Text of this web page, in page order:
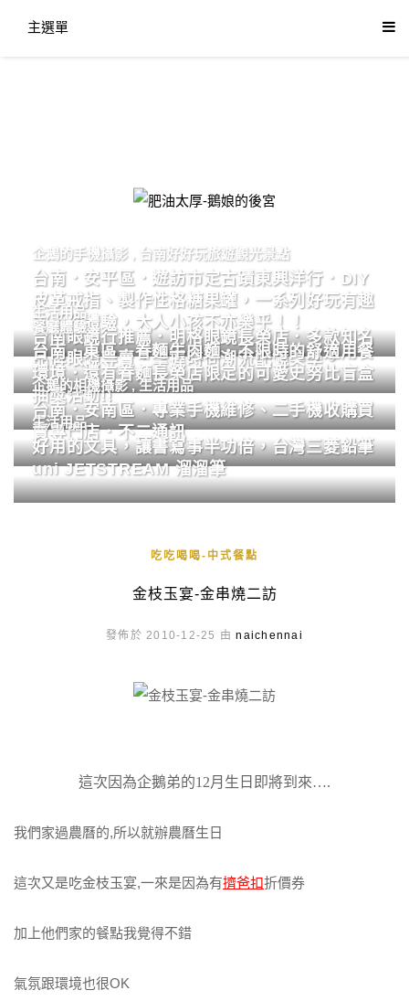
主選單
肥油太厚-鵝娘的後宮
企鵝的手機攝影 台南好好玩旅遊觀光景點
台南．安平區．遊訪市定古蹟東興洋行．DIY
皮革戒指、製作性格糖果罐，一系列好玩有趣
的手作體驗，大人小孩不亦樂乎！！
生活用品
台南眼鏡行推薦．明格眼鏡長榮店．多款知名
品牌眼鏡專賣．掌握時尚潮流配鏡美學。
餐廳體驗
台南．東區．眷麵牛肉麵．不限時的舒適用餐
環境．還有眷麵長榮店限定的可愛史努比盲盒
抽獎活動!!
企鵝的相機攝影,生活用品
台南．安南區．專業手機維修、二手機收購買
賣專門店．不二通訊
生活用品
好用的文具，讓書寫事半功倍，台灣三菱鉛筆
uni JETSTREAM 溜溜筆
吃吃喝喝-中式餐點
金枝玉宴-金串燒二訪
發佈於 2010-12-25 由naichennai
這次因為企鵝弟的12月生日即將到來….
我們家過農曆的,所以就辦農曆生日
這次又是吃金枝玉宴,一來是因為有擠爸扣折價券
加上他們家的餐點我覺得不錯
氣氛跟環境也很OK